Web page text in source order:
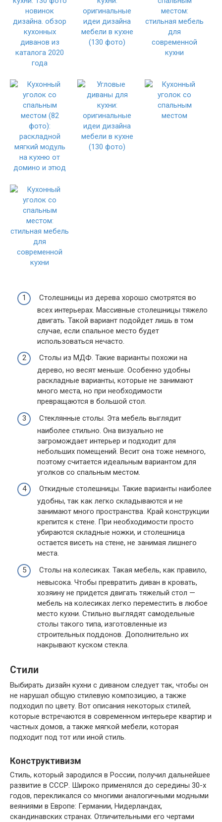
Столешницы из дерева хорошо смотрятся во
всех интерьерах. Массивные столешницы тяжело
двигать. Такой вариант подойдет лишь в том
случае, если спальное место будет
использоваться нечасто.
Столы из МДФ. Такие варианты похожи на
дерево, но весят меньше. Особенно удобны
раскладные варианты, которые не занимают
много места, но при необходимости
превращаются в большой стол.
Стеклянные столы. Эта мебель выглядит
наиболее стильно. Она визуально не
загромождает интерьер и подходит для
небольших помещений. Весит она тоже немного,
поэтому считается идеальным вариантом для
уголков со спальным местом.
Откидные столешницы. Такие варианты наиболее
удобны, так как легко складываются и не
занимают много пространства. Край конструкции
крепится к стене. При необходимости просто
убираются складные ножки, и столешница
остается висеть на стене, не занимая лишнего
места.
Столы на колесиках. Такая мебель, как правило,
невысока. Чтобы превратить диван в кровать,
хозяину не придется двигать тяжелый стол —
мебель на колесиках легко переместить в любое
место кухни. Стильно выглядят самодельные
столы такого типа, изготовленные из
строительных поддонов. Дополнительно их
накрывают куском стекла.
Стили
Выбирать дизайн кухни с диваном следует так, чтобы он
не нарушал общую стилевую композицию, а также
подходил по цвету. Вот описания некоторых стилей,
которые встречаются в современном интерьере квартир и
частных домов, а также мягкой мебели, которая
подходит под тот или иной стиль.
Конструктивизм
Стиль, который зародился в России, получил дальнейшее
развитие в СССР. Широко применялся до середины 30-х
годов, перекликался со многими аналогичными модными
веяниями в Европе: Германии, Нидерландах,
скандинавских странах. Отличительными его чертами